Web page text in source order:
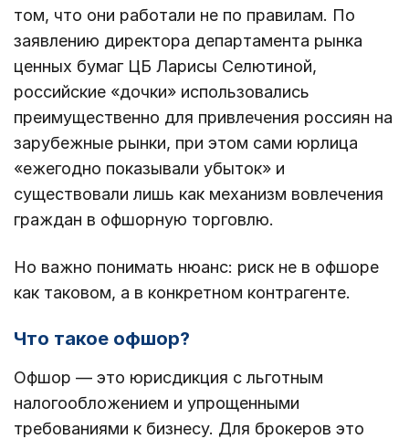
том, что они работали не по правилам. По
заявлению директора департамента рынка
ценных бумаг ЦБ Ларисы Селютиной,
российские «дочки» использовались
преимущественно для привлечения россиян на
зарубежные рынки, при этом сами юрлица
«ежегодно показывали убыток» и
существовали лишь как механизм вовлечения
граждан в офшорную торговлю.
Но важно понимать нюанс: риск не в офшоре
как таковом, а в конкретном контрагенте.
Что такое офшор?
Офшор — это юрисдикция с льготным
налогообложением и упрощенными
требованиями к бизнесу. Для брокеров это